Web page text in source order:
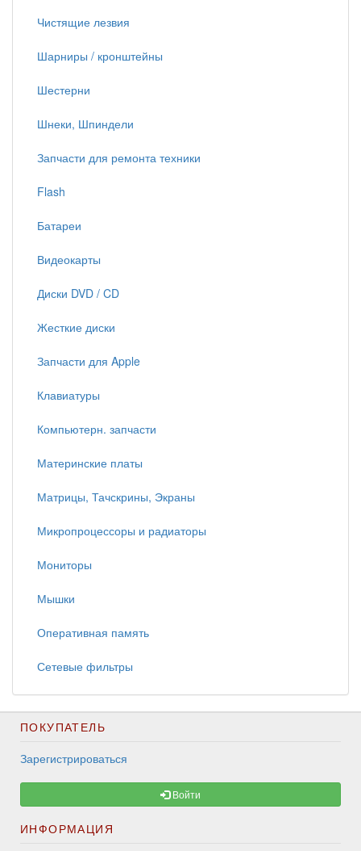
Чистящие лезвия
Шарниры / кронштейны
Шестерни
Шнеки, Шпиндели
Запчасти для ремонта техники
Flash
Батареи
Видеокарты
Диски DVD / CD
Жесткие диски
Запчасти для Apple
Клавиатуры
Компьютерн. запчасти
Материнские платы
Матрицы, Тачскрины, Экраны
Микропроцессоры и радиаторы
Мониторы
Мышки
Оперативная память
Сетевые фильтры
ПОКУПАТЕЛЬ
Зарегистрироваться
Войти
ИНФОРМАЦИЯ